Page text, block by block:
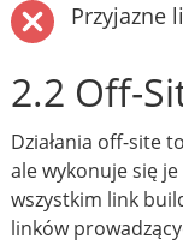
Przyjazne
2.2 Off-
Działania off-site
ale wykonuje się
wszystkim link
linków